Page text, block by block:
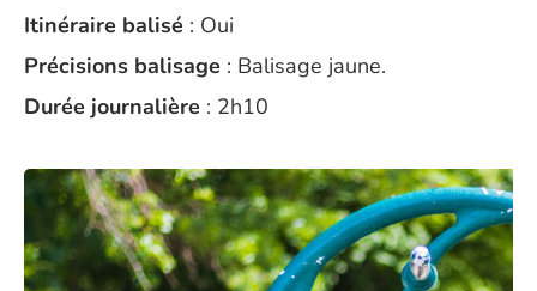
Itinéraire balisé : Oui
Précisions balisage : Balisage jaune.
Durée journalière : 2h10